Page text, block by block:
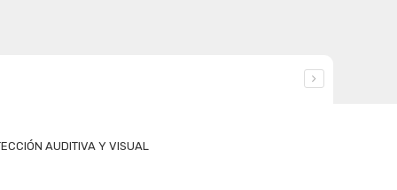
AUDITIVA Y VISUAL